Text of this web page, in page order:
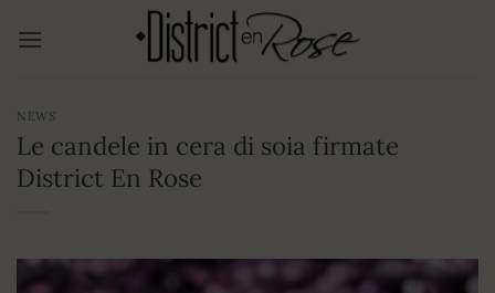
NEWS
Le candele in cera di soia firmate
District En Rose